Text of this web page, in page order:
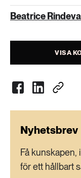
Beatrice Rindevall
VISA
Nyhetsbrev
Få
för ett hållbart